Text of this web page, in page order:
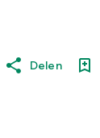
Delen